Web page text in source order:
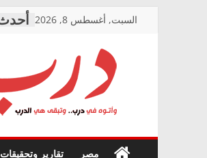
السبت, أغسطس 8, 2026
درب
في
مصر تقارير وتحقيقات